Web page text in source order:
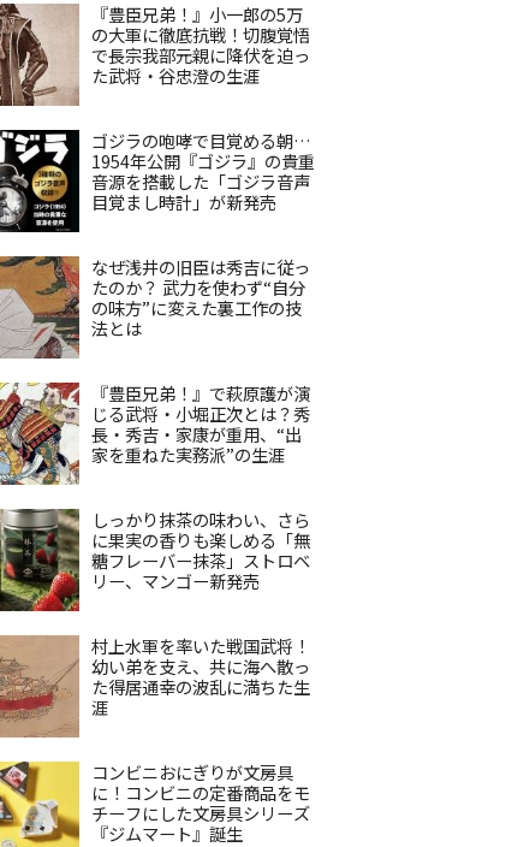
『豊臣兄弟！』小一郎の5万
の大軍に徹底抗戦！切腹覚悟
で長宗我部元親に降伏を迫っ
た武将・谷忠澄の生涯
ゴジラの咆哮で目覚める朝…
1954年公開『ゴジラ』の貴重
音源を搭載した「ゴジラ音声
目覚まし時計」が新発売
なぜ浅井の旧臣は秀吉に従っ
たのか？ 武力を使わず“自分
の味方”に変えた裏工作の技
法とは
『豊臣兄弟！』で萩原護が演
じる武将・小堀正次とは？秀
長・秀吉・家康が重用、“出
家を重ねた実務派”の生涯
しっかり抹茶の味わい、さら
に果実の香りも楽しめる「無
糖フレーバー抹茶」ストロベ
リー、マンゴー新発売
村上水軍を率いた戦国武将！
幼い弟を支え、共に海へ散っ
た得居通幸の波乱に満ちた生
涯
コンビニおにぎりが文房具
に！コンビニの定番商品をモ
チーフにした文房具シリーズ
『ジムマート』誕生